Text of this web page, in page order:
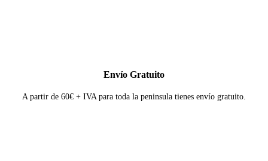
Envío Gratuito
A partir de 60€ + IVA para toda la peninsula tienes envío gratuito.